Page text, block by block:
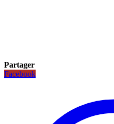
Partager
Facebook